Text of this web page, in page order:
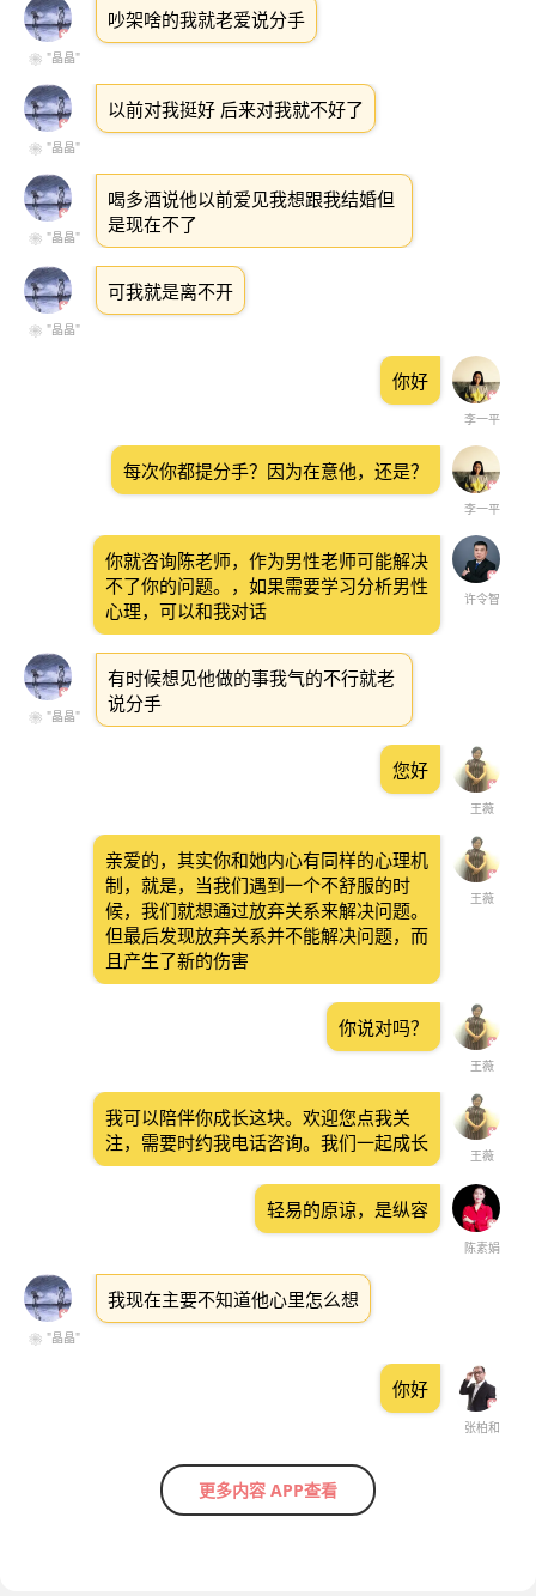
❀ "晶晶"
吵架啥的我就老爱说分手
❀ "晶晶"
以前对我挺好 后来对我就不好了
❀ "晶晶"
喝多酒说他以前爱见我想跟我结婚但
是现在不了
❀ "晶晶"
可我就是离不开
李一平
你好
李一平
每次你都提分手？因为在意他，还是？
许令智
你就咨询陈老师，作为男性老师可能解决
不了你的问题。，如果需要学习分析男性
心理，可以和我对话
❀ "晶晶"
有时候想见他做的事我气的不行就老
说分手
王薇
您好
王薇
亲爱的，其实你和她内心有同样的心理机
制，就是，当我们遇到一个不舒服的时
候，我们就想通过放弃关系来解决问题。
但最后发现放弃关系并不能解决问题，而
且产生了新的伤害
王薇
你说对吗？
王薇
我可以陪伴你成长这块。欢迎您点我关
注，需要时约我电话咨询。我们一起成长
陈素娟
轻易的原谅，是纵容
❀ "晶晶"
我现在主要不知道他心里怎么想
张柏和
你好
更多内容 APP查看